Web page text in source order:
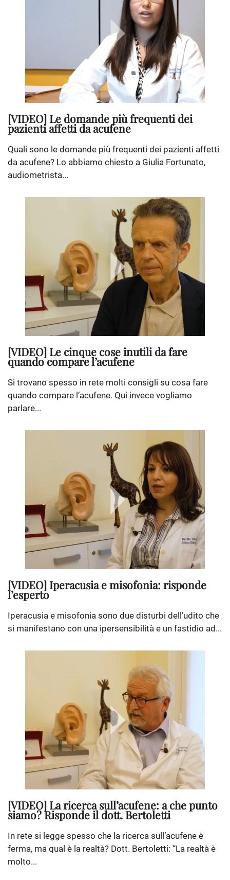
[VIDEO] Le domande più frequenti dei
pazienti affetti da acufene
Quali sono le domande più frequenti dei pazienti affetti
da acufene? Lo abbiamo chiesto a Giulia Fortunato,
audiometrista...
[VIDEO] Le cinque cose inutili da fare
quando compare l’acufene
Si trovano spesso in rete molti consigli su cosa fare
quando compare l’acufene. Qui invece vogliamo
parlare...
[VIDEO] Iperacusia e misofonia: risponde
l’esperto
Iperacusia e misofonia sono due disturbi dell’udito che
si manifestano con una ipersensibilità e un fastidio ad...
[VIDEO] La ricerca sull’acufene: a che punto
siamo? Risponde il dott. Bertoletti
In rete si legge spesso che la ricerca sull’acufene è
ferma, ma qual è la realtà? Dott. Bertoletti: “La realtà è
molto...